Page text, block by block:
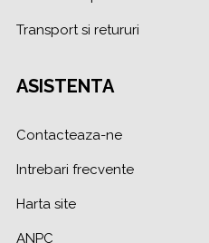
Transport si retururi
ASISTENTA
Contacteaza-ne
Intrebari frecvente
Harta site
ANPC